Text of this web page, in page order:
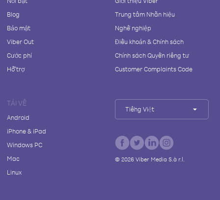
Blog
Bảo mật
Viber Out
Cước phí
Hỗ trợ
Trung tâm Nhãn hiệu
Nghề nghiệp
Điều khoản & Chính sách
Chính sách Quyền riêng tư
Customer Complaints Code
TẢI VỀ
Android
iPhone & iPad
Windows PC
Mac
Linux
Tiếng Việt
© 2026Viber Media S.à r.l.